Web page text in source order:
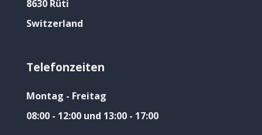
8630 Rüti
Switzerland
Telefonzeiten
Montag - Freitag
08:00 - 12:00 und 13:00 - 17:00